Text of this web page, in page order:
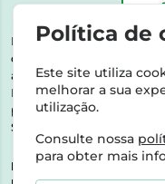
Esta farmácia encontra-
dispensa de
através da internet.
MSRM, MNSRM, MSRMV
podem ser entregues
Sesimbra, Oeiras e Lisboa.
Direção Técnica:
Dra.
Política de
Este site utiliza
melhorar a sua
utilização.
Consulte nossa
para obter mais